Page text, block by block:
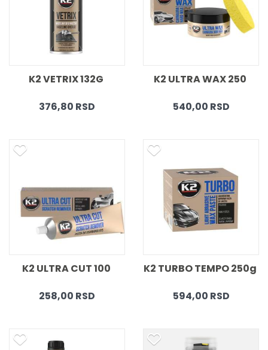
K2 VETRIX 132G
376,80 RSD
K2 ULTRA WAX 250
540,00 RSD
K2 ULTRA CUT 100
258,00 RSD
K2 TURBO TEMPO 250g
594,00 RSD